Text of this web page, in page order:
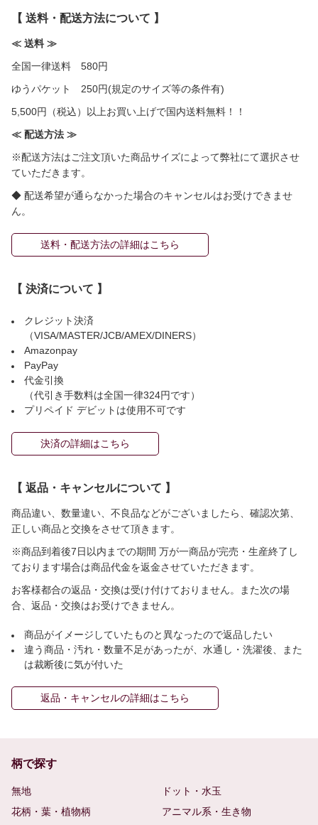
【 送料・配送方法について 】
≪ 送料 ≫
全国一律送料 580円
ゆうパケット 250円(規定のサイズ等の条件有)
5,500円（税込）以上お買い上げで国内送料無料！！
≪ 配送方法 ≫
※配送方法はご注文頂いた商品サイズによって弊社にて選択させ
ていただきます。
◆ 配送希望が通らなかった場合のキャンセルはお受けできませ
ん。
送料・配送方法の詳細はこちら
【 決済について 】
クレジット決済
（VISA/MASTER/JCB/AMEX/DINERS）
Amazonpay
PayPay
代金引換
（代引き手数料は全国一律324円です）
プリペイド デビットは使用不可です
決済の詳細はこちら
【 返品・キャンセルについて 】
商品違い、数量違い、不良品などがございましたら、確認次第、
正しい商品と交換をさせて頂きます。
※商品到着後7日以内までの期間 万が一商品が完売・生産終了し
ております場合は商品代金を返金させていただきます。
お客様都合の返品・交換は受け付けておりません。また次の場
合、返品・交換はお受けできません。
商品がイメージしていたものと異なったので返品したい
違う商品・汚れ・数量不足があったが、水通し・洗濯後、また
は裁断後に気が付いた
返品・キャンセルの詳細はこちら
柄で探す
無地
ドット・水玉
花柄・葉・植物柄
アニマル系・生き物